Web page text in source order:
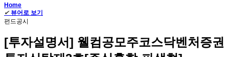
Home
✔ 뷰어로 보기
펀드공시
[투자설명서] 웰컴공모주코스닥벤처증권